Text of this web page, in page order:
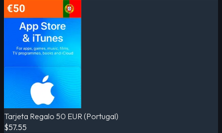
Tarjeta Regalo 50 EUR (Portugal)
$57.55